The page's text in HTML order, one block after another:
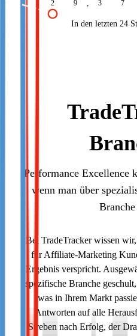
2 9 3 7
In den letzten 24
Performance Excellence
wenn man über
Bei TradeTracker wissen
für Affiliate-Marketing
Ergebnis verspricht.
spezifische Branche
was in Ihrem Markt
Antworten auf alle
Streben nach Erfolg, der